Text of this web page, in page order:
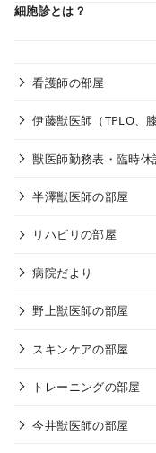
細胞診とは？
看護師の部屋
伊藤獣医師（TPLO、
獣医師勤務表・臨時休
半澤獣医師の部屋
リハビリの部屋
病院だより
野上獣医師の部屋
スキンケアの部屋
トレーニングの部屋
今井獣医師の部屋